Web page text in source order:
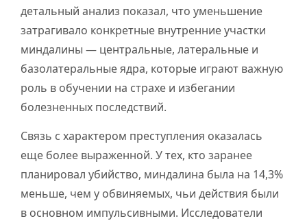
детальный анализ показал, что уменьшение
затрагивало конкретные внутренние участки
миндалины — центральные, латеральные и
базолатеральные ядра, которые играют важную
роль в обучении на страхе и избегании
болезненных последствий.
Связь с характером преступления оказалась
еще более выраженной. У тех, кто заранее
планировал убийство, миндалина была на 14,3%
меньше, чем у обвиняемых, чьи действия были
в основном импульсивными. Исследователи